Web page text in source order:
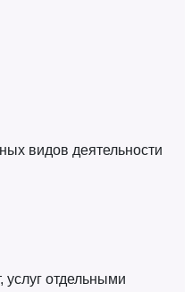
видов деятельности
услуг отдельными